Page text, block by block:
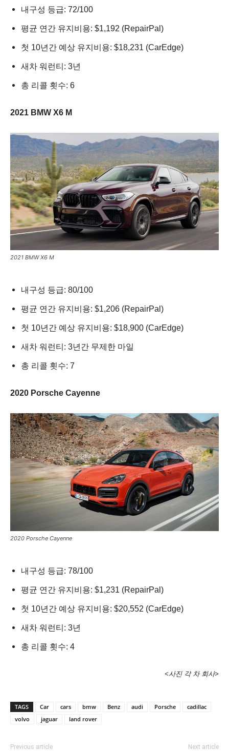
내구성 등급: 72/100
평균 연간 유지비용: $1,192 (RepairPal)
첫 10년간 예상 유지비용: $18,231 (CarEdge)
새차 워런티: 3년
총 리콜 횟수: 6
2021 BMW X6 M
2021 BMW X6 M
내구성 등급: 80/100
평균 연간 유지비용: $1,206 (RepairPal)
첫 10년간 예상 유지비용: $18,900 (CarEdge)
새차 워런티: 3년간 무제한 마일
총 리콜 횟수: 7
2020 Porsche Cayenne
2020 Porsche Cayenne
내구성 등급: 78/100
평균 연간 유지비용: $1,231 (RepairPal)
첫 10년간 예상 유지비용: $20,552 (CarEdge)
새차 워런티: 3년
총 리콜 횟수: 4
<사진 각 차 회사>
TAGS Car cars bmw Benz audi Porsche
cadillac
volvo
jaguar land rover
Previous article Next article